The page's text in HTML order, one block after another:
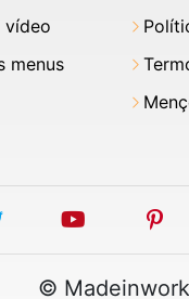
vídeo
menus
twitter youtube
© Madeinwork